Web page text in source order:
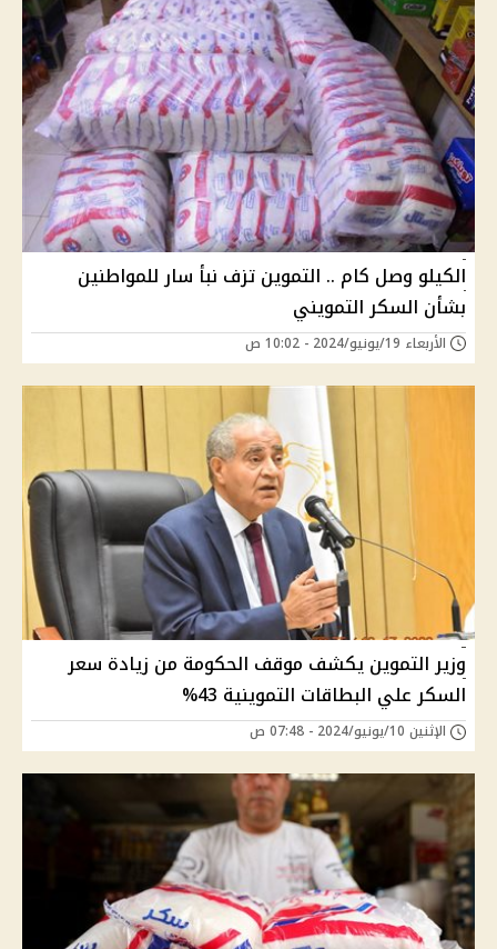
الكيلو وصل كام .. التموين تزف نبأ سار للمواطنين
بشأن السكر التمويني
الأربعاء 19/يونيو/2024 - 10:02 ص
وزير التموين يكشف موقف الحكومة من زيادة سعر
السكر علي البطاقات التموينية 43%
الإثنين 10/يونيو/2024 - 07:48 ص